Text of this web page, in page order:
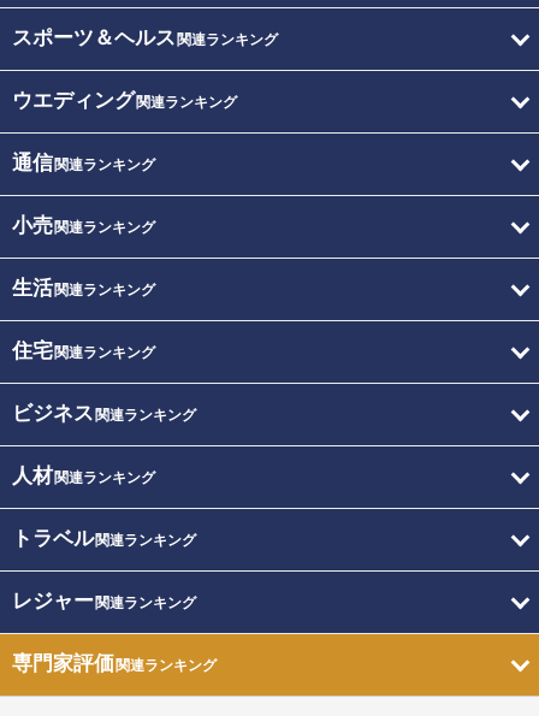
スポーツ＆ヘルス 関連ランキング
ウエディング関連ランキング
通信関連ランキング
小売関連ランキング
生活関連ランキング
住宅関連ランキング
ビジネス 関連ランキング
人材関連ランキング
トラベル関連ランキング
レジャー関連ランキング
専門家評価関連ランキング